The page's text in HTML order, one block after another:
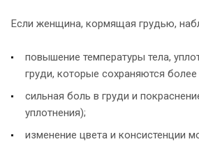
Если женщина, кормящая грудью,
повышение температуры тела,
груди, которые сохраняются более
сильная боль в груди и
уплотнения);
изменение цвета и консистенции